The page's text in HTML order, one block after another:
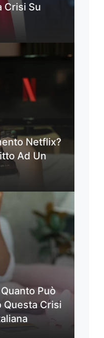
Crisi Su
Netflix?
Ad Un
Può
Questa Crisi